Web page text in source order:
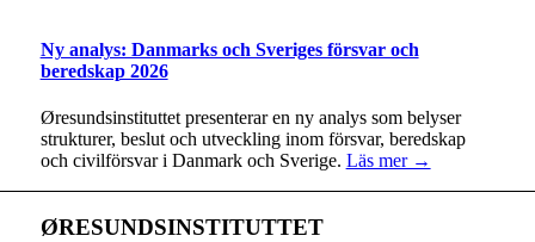
Ny analys: Danmarks och Sveriges försvar och
beredskap 2026
Øresundsinstituttet presenterar en ny analys som belyser
strukturer, beslut och utveckling inom försvar, beredskap
och civilförsvar i Danmark och Sverige. Läs mer →
ØRESUNDSINSTITUTTET